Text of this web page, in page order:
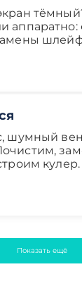
аппаратно:
шумный
кулер.
Показать ещё